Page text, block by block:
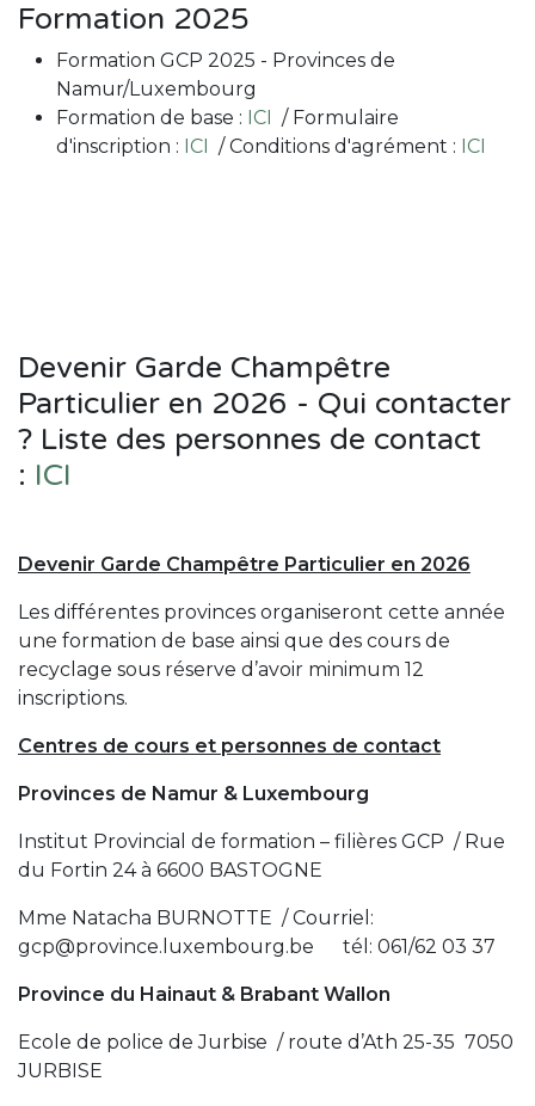
Formation 2025
Formation GCP 2025 - Provinces de
Namur/Luxembourg
Formation de base : ICI / Formulaire
d'inscription : ICI / Conditions d'agrément : ICI
Devenir Garde Champêtre
Particulier en 2026 - Qui contacter
? Liste des personnes de contact
: ICI
Devenir Garde Champêtre Particulier en 2026
Les différentes provinces organiseront cette année
une formation de base ainsi que des cours de
recyclage sous réserve d’avoir minimum 12
inscriptions.
Centres de cours et personnes de contact
Provinces de Namur & Luxembourg
Institut Provincial de formation – filières GCP / Rue
du Fortin 24 à 6600 BASTOGNE
Mme Natacha BURNOTTE / Courriel:
gcp@province.luxembourg.be tél: 061/62 03 37
Province du Hainaut & Brabant Wallon
Ecole de police de Jurbise / route d’Ath 25-35 7050
JURBISE